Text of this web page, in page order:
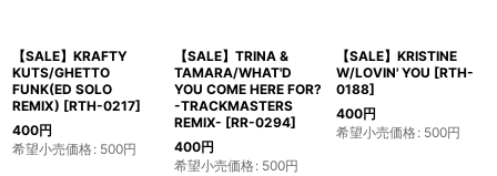
【SALE】KRAFTY
KUTS/GHETTO
FUNK(ED SOLO
REMIX) [RTH-0217]
400円
希望小売価格: 500円
【SALE】TRINA &
TAMARA/WHAT'D
YOU COME HERE FOR?
-TRACKMASTERS
REMIX- [RR-0294]
400円
希望小売価格: 500円
【SALE】KRISTINE
W/LOVIN' YOU [RTH-
0188]
400円
希望小売価格: 500円